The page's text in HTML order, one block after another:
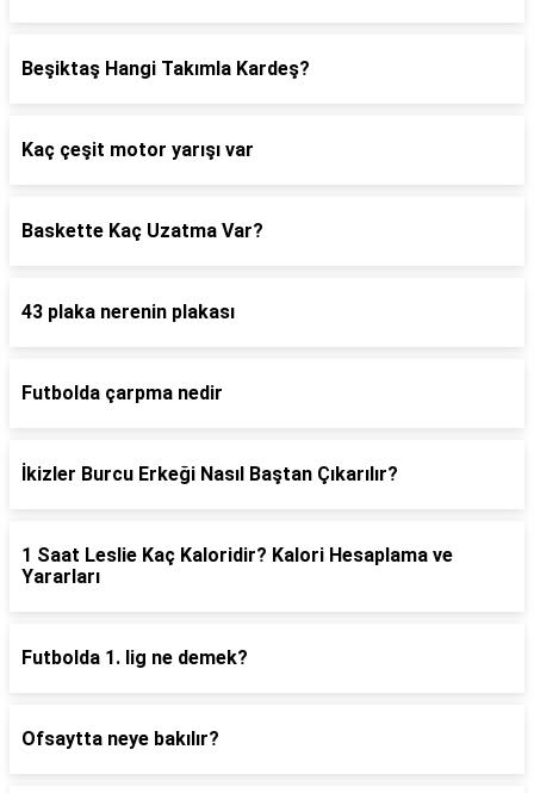
Beşiktaş Hangi Takımla Kardeş?
Kaç çeşit motor yarışı var
Baskette Kaç Uzatma Var?
43 plaka nerenin plakası
Futbolda çarpma nedir
İkizler Burcu Erkeği Nasıl Baştan Çıkarılır?
1 Saat Leslie Kaç Kaloridir? Kalori Hesaplama ve
Yararları
Futbolda 1. lig ne demek?
Ofsaytta neye bakılır?